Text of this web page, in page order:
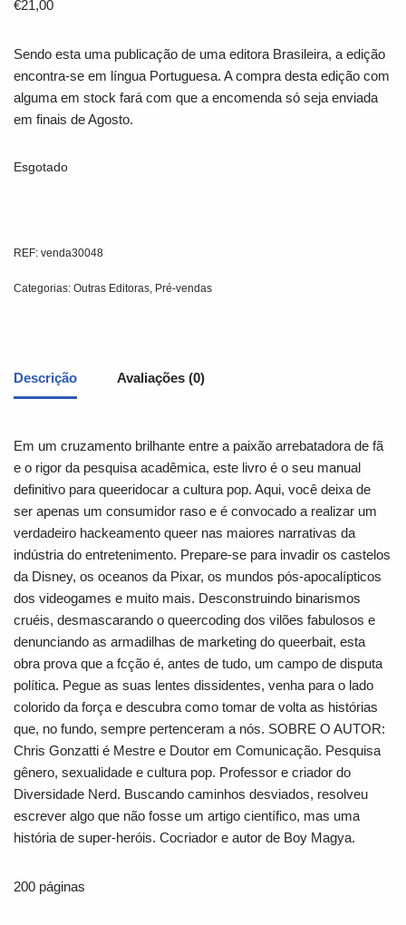
€21,00
Sendo esta uma publicação de uma editora Brasileira, a edição
encontra-se em língua Portuguesa. A compra desta edição com
alguma em stock fará com que a encomenda só seja enviada
em finais de Agosto.
Esgotado
REF: venda30048
Categorias: Outras Editoras Pré-vendas
Descrição Avaliações (0)
Em um cruzamento brilhante entre a paixão arrebatadora de fã
e o rigor da pesquisa acadêmica, este livro é o seu manual
definitivo para queeridocar a cultura pop. Aqui, você deixa de
ser apenas um consumidor raso e é convocado a realizar um
verdadeiro hackeamento queer nas maiores narrativas da
indústria do entretenimento. Prepare-se para invadir os castelos
da Disney, os oceanos da Pixar, os mundos pós-apocalípticos
dos videogames e muito mais. Desconstruindo binarismos
cruéis, desmascarando o queercoding dos vilões fabulosos e
denunciando as armadilhas de marketing do queerbait, esta
obra prova que a fcção é, antes de tudo, um campo de disputa
política. Pegue as suas lentes dissidentes, venha para o lado
colorido da força e descubra como tomar de volta as histórias
que, no fundo, sempre pertenceram a nós. SOBRE O AUTOR:
Chris Gonzatti é Mestre e Doutor em Comunicação. Pesquisa
gênero, sexualidade e cultura pop. Professor e criador do
Diversidade Nerd. Buscando caminhos desviados, resolveu
escrever algo que não fosse um artigo científico, mas uma
história de super-heróis. Cocriador e autor de Boy Magya.
200 páginas